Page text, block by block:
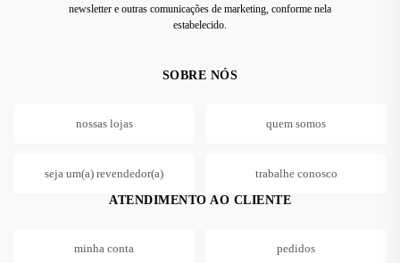
newsletter e outras comunicações de marketing, conforme nela
estabelecido.
SOBRE NÓS
nossas lojas quem somos
seja um(a) revendedor(a) trabalhe conosco
ATENDIMENTO AO CLIENTE
minha conta pedidos